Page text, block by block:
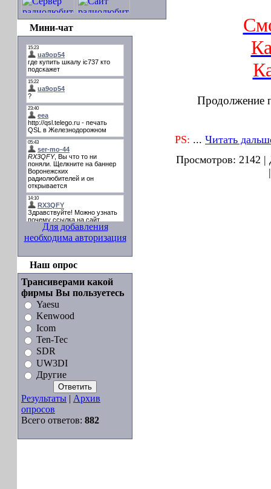
Мини-чат
Для добавления
необходима авторизация
Наш опрос
Трансиверами какой
фирмы Вы пользуетесь
Yaesu
Kenwood
Icom
Ten-Tec
SDR
UW3DI
Другие
Результаты | Архив
опросов
Всего ответов: 882
Продолжение
PS: ... Читать
Просмотров: 2142 |